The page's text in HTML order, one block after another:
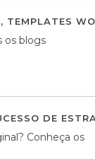
, TEMPLATES
os blogs
DE
Conheça os